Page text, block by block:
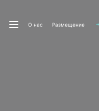
О нас Размещение